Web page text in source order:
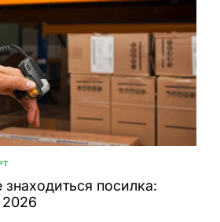
знаходиться посилка:
2026